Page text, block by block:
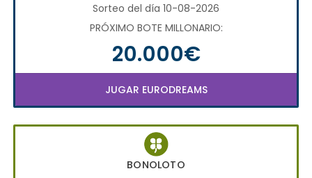
Sorteo del día 10-08-2026
PRÓXIMO BOTE MILLONARIO:
20.000€
JUGAR EURODREAMS
BONOLOTO